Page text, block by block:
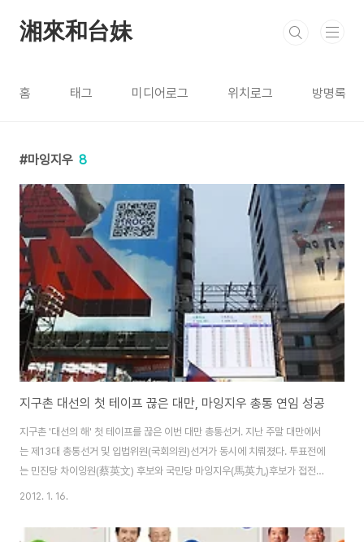
湘來和台妹
홈 태그 미디어로그 위치로그 방명록
마잉지우 8
지구촌 대선의 첫 테이프 끊은 대만, 마잉지우 총통 연임 성공
지구촌 '대선의 해' 첫 테이프를 끊은 이번 대만 총통선거. 지난 주말 대만에서
는 제13대 총통선거 및 입법위원(국회의원)선거가 동시에 치뤄졌다. 투표전에
는 민진당 차이잉원(蔡英文) 후보와 국민당 마잉지우(馬英九)후보가 접전을
펼칠것으로 예상 되었으나, 개표를 시작하고 오후 8시쯤 투표 결과가 판가름
% 득표율, 약 80만표를 앞서 마잉지우 총통이 연임에 성공하였다. 마잉지우
2012. 1. 16.